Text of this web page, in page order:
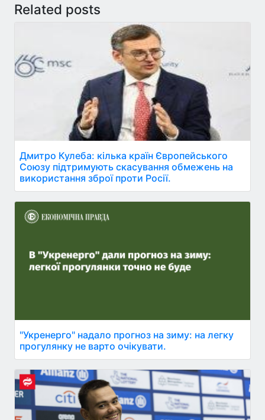
Related posts
Дмитро Кулеба: кілька країн Європейського
Союзу підтримують скасування обмежень на
використання зброї проти Росії.
"Укренерго" надало прогноз на зиму: на легку
прогулянку не варто очікувати.